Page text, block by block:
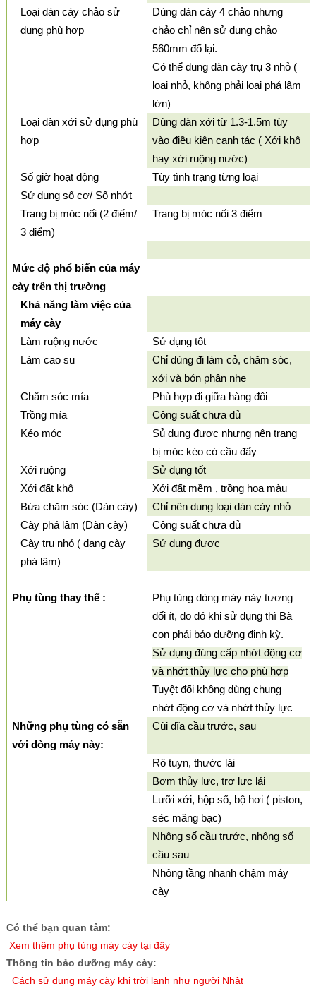
Loại dàn cày chảo sử
dụng phù hợp
Dùng dàn cày 4 chảo nhưng
chảo chỉ nên sử dụng chảo
560mm đổ lại.
Có thể dung dàn cày trụ 3 nhỏ (
loại nhỏ, không phải loại phá lâm
lớn)
Loại dàn xới sử dụng phù
hợp
Dùng dàn xới từ 1.3-1.5m tùy
vào điều kiện canh tác ( Xới khô
hay xới ruộng nước)
Số giờ hoạt động
Tùy tình trạng từng loại
Sử dụng số cơ/ Số nhớt
Trang bị móc nối (2 điểm/
3 điểm)
Trang bị móc nối 3 điểm
Mức độ phổ biến của máy
cày trên thị trường
Khả năng làm việc của
máy cày
Làm ruộng nước
Sử dụng tốt
Làm cao su
Chỉ dùng đi làm cỏ, chăm sóc,
xới và bón phân nhẹ
Chăm sóc mía
Phù hợp đi giữa hàng đôi
Trồng mía
Công suất chưa đủ
Kéo móc
Sủ dụng được nhưng nên trang
bị móc kéo có cầu đẩy
Xới ruộng
Sử dụng tốt
Xới đất khô
Xới đất mềm , trồng hoa màu
Bừa chăm sóc (Dàn cày)
Chỉ nên dung loại dàn cày nhỏ
Cày phá lâm (Dàn cày)
Công suất chưa đủ
Cày trụ nhỏ ( dạng cày
phá lâm)
Sử dụng được
Phụ tùng thay thế :
Phụ tùng dòng máy này tương
đối ít, do đó khi sử dụng thì Bà
con phải bảo dưỡng định kỳ.
Sử dụng đúng cấp nhớt động cơ
và nhớt thủy lực cho phù hợp
Tuyệt đối không dùng chung
nhớt động cơ và nhớt thủy lực
Những phụ tùng có sẵn
với dòng máy này:
Cùi dĩa cầu trước, sau
Rô tuyn, thước lái
Bơm thủy lực, trợ lực lái
Lưỡi xới, hộp số, bộ hơi ( piston,
séc măng bạc)
Nhông số cầu trước, nhông số
cầu sau
Nhông tầng nhanh chậm máy
cày
Có thể bạn quan tâm:
Xem thêm phụ tùng máy cày tại đây
Thông tin bảo dưỡng máy cày:
Cách sử dụng máy cày khi trời lạnh như người Nhật